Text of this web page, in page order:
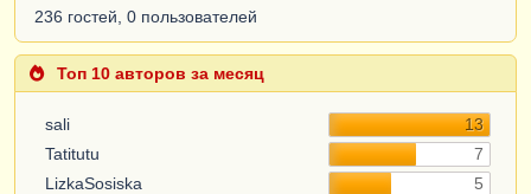
236 гостей, 0 пользователей
Топ 10 авторов за месяц
sali
13
Tatitutu
7
LizkaSosiska
5